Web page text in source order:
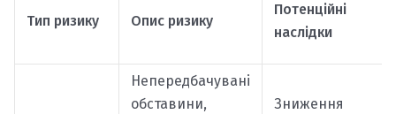
Тип ризику Опис ризику
Потенційні
наслідки
Непередбачувані
обставини,
Зниження